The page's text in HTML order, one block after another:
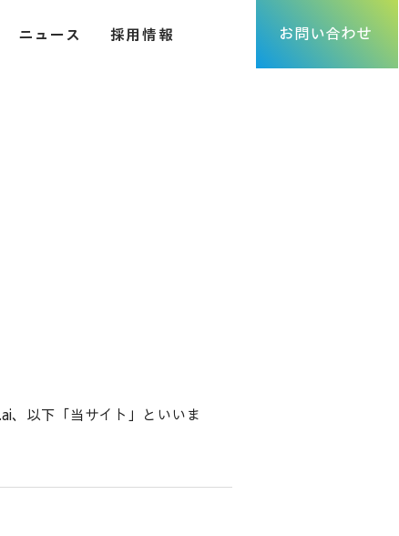
ニュース 採用情報 お問い合わせ
、以下「当サイト」といいま